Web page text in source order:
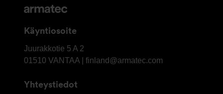
Yhteystiedot
Käyntiosoite
OY
Armatec
AB
Juurakkotie 5 A 2
01510 VANTAA | finland@armatec.com
Yhteystiedot